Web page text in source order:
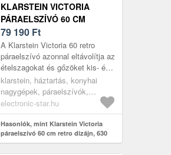
KLARSTEIN VICTORIA
PÁRAELSZÍVÓ 60 CM
RETRO DIZÁJN, 630 M³/H, 2
LED LÁMPA
79 190 Ft
A Klarstein Victoria 60 retro
páraelszívó azonnal eltávolítja az
ételszagokat és gőzöket kis- és
közepes méretű konyhákból. A
dekoratív retro eleme...
klarstein, háztartás, konyhai
nagygépek, páraelszívók,
kéményes és fali páraelszívók
electronic-star.hu
Hasonlók, mint Klarstein Victoria
páraelszívó 60 cm retro dizájn, 630
m³/h, 2 LED lámpa